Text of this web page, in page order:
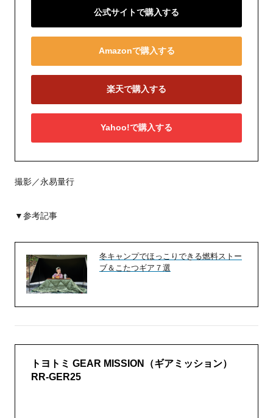
公式サイトで購入する
Amazonで購入する
楽天で購入する
Yahoo!で購入する
撮影／永易量行
▼参考記事
冬キャンプでほっこりできる燃料ストー
ブ＆こたつギア７選
トヨトミ GEAR MISSION（ギアミッション）
RR-GER25